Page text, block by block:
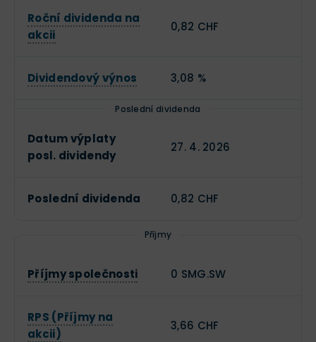
Roční dividenda na
akcii
0,82 CHF
Dividendový výnos 3,08 %
Poslední dividenda
Datum výplaty
posl. dividendy
27. 4. 2026
Poslední dividenda 0,82 CHF
Příjmy
Příjmy společnosti 0 SMG.SW
RPS (Příjmy na
akcii)
3,66 CHF